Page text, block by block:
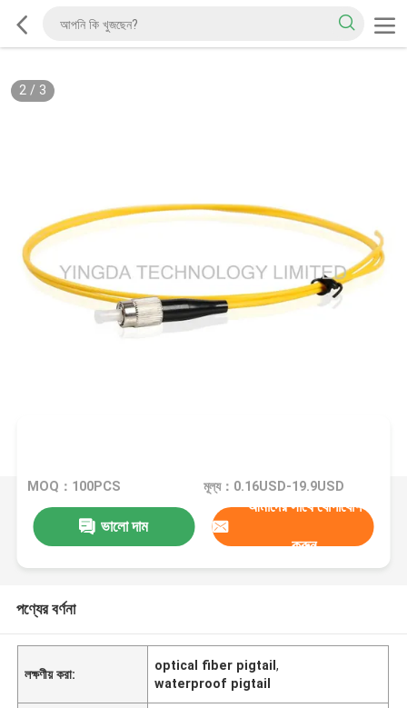
2/ 3
MOQ：100PCS মূল্য：0.16USD-19.9USD
ভালো দাম
আমাদের সাথে যোগাযোগ
করুন
পণ্যের বর্ণনা
লক্ষণীয় করা:
optical fiber pigtail,
waterproof pigtail